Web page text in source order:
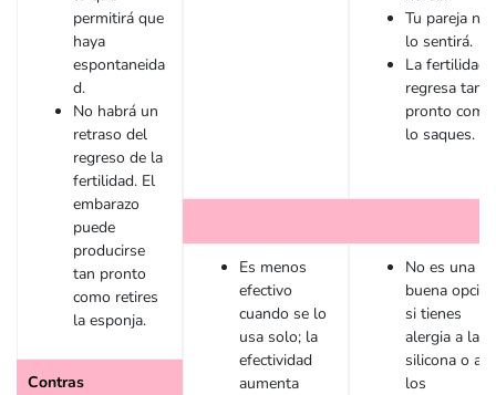
permitirá que
haya
espontaneida
d.
No habrá un
retraso del
regreso de la
fertilidad. El
embarazo
puede
producirse
tan pronto
como retires
la esponja.
Contras
Es menos
efectivo
cuando se lo
usa solo; la
efectividad
aumenta
Tu pareja no
lo sentirá.
La fertilidad
regresa tan
pronto como
lo saques.
No es una
buena opción
si tienes
alergia a la
silicona o a
los